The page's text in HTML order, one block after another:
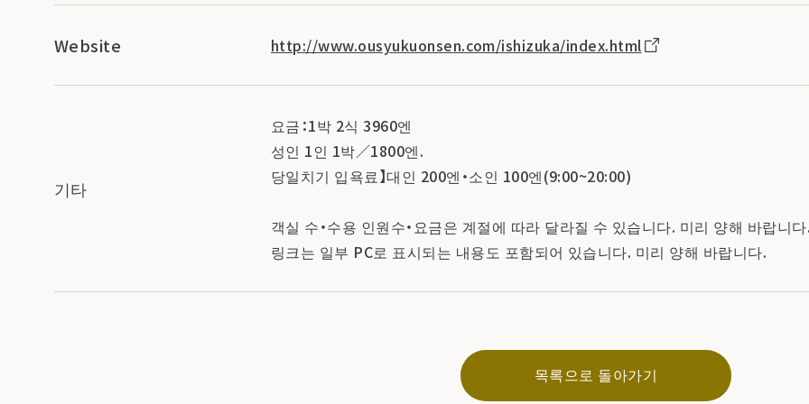
Website http://www.ousyukuonsen.com/ishizuka/index.html
기타
요금：1박 2식 3960엔
성인 1인 1박／1800엔.
당일치기 입욕료】대인 200엔・소인 100엔(9:00~20:00)
객실 수・수용 인원수・요금은 계절에 따라 달라질 수 있습니다. 미리 양해 바랍니
링크는 일부 PC로 표시되는 내용도 포함되어 있습니다. 미리 양해 바랍니다.
목록으로 돌아가기